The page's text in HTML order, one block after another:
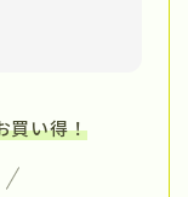
買い得！